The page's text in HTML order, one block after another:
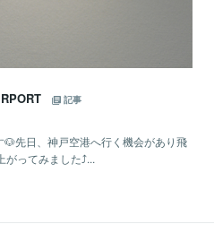
記事
先日、神戸空港へ行く機会があり飛
がってみました⤴...